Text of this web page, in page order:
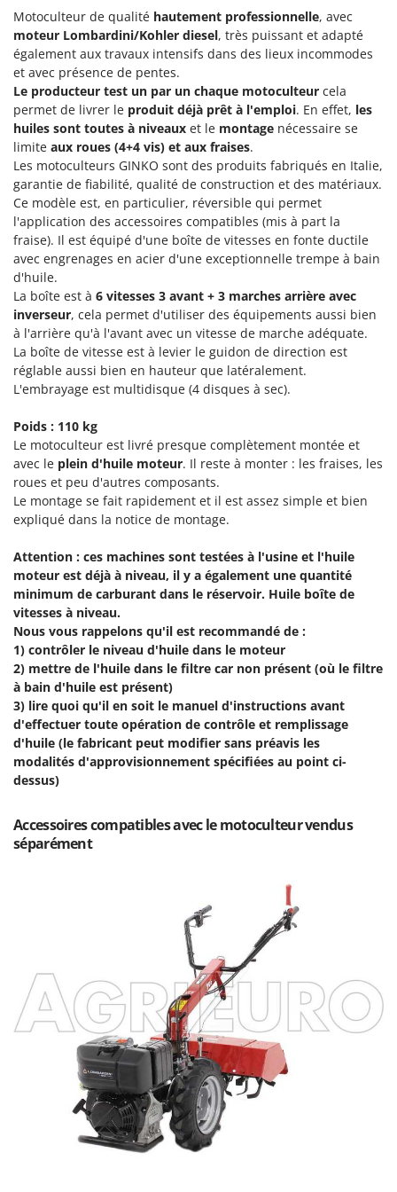
Groupes électrogènes
Gyrobroyeurs à lame pour tracteur
H
Haches - Cognées et Hachettes
Hachoirs à viande
Herses à Dents
Herses Rotatives
L
Lames à neige
Lames niveleuses pour tracteur
Lave-vitres
Lieuses électriques pour vignes
M
Machines à pâtes
Machines sous vide
Motobineuses
Motoculteurs
Motofaucheuses
Moulins à céréales électriques
Moulins à farine
N
Nettoyeurs et Balais à vapeur
Nettoyeurs haute pression
Nettoyeurs tapis, moquettes et tapisseries
P
Peignes vibreurs et Secoueurs à olives
Pelles rétros pour tracteur
Pétrins à Spirale
Piscines
Planteuses de pommes de terre pour tracteur
Plateaux de coupe pour tracteur
Pompes d'irrigation à tracteur
Pompes de transfert
Pompes immergées électriques
Postes à souder
Poussoirs à saucisse
Presses à pellets
Pressoirs à fruits
E
EcoFlow
Edilmark
Effeuno
Einhell
Elegen
Energy Gruppi
Enotecnica Pillan
Eschenfelder
EuroMech
Eurosystems
F
FAC
Fama Industrie
Famag
FARMER
FBC
Ferrari Group
Ferroni
FIAC
FIEM
Fimar
FINI
Fiorentini
Fiskars
Flymo
Fontana Forni
Forest Master
G
GeoTech Pro
Gierre
Ginko - MGM
Gipeco
Girmi
GRAEF
Motoculteur de qualité hautement professionnelle, avec
moteur Lombardini/Kohler diesel, très puissant et adapté
également aux travaux intensifs dans des lieux incommodes
et avec présence de pentes.
Le producteur test un par un chaque motoculteur cela
permet de livrer le produit déjà prêt à l'emploi. En effet, les
huiles sont toutes à niveaux et le montage nécessaire se
limite aux roues (4+4 vis) et aux fraises.
Les motoculteurs GINKO sont des produits fabriqués en Italie,
garantie de fiabilité, qualité de construction et des matériaux.
Ce modèle est, en particulier, réversible qui permet
l'application des accessoires compatibles (mis à part la
fraise). Il est équipé d'une boîte de vitesses en fonte ductile
avec engrenages en acier d'une exceptionnelle trempe à bain
d'huile.
La boîte est à 6 vitesses 3 avant + 3 marches arrière avec
inverseur, cela permet d'utiliser des équipements aussi bien
à l'arrière qu'à l'avant avec un vitesse de marche adéquate.
La boîte de vitesse est à levier le guidon de direction est
réglable aussi bien en hauteur que latéralement.
L'embrayage est multidisque (4 disques à sec).
Poids : 110 kg
Le motoculteur est livré presque complètement montée et
avec le plein d'huile moteur. Il reste à monter : les fraises, les
roues et peu d'autres composants.
Le montage se fait rapidement et il est assez simple et bien
expliqué dans la notice de montage.
Attention : ces machines sont testées à l'usine et l'huile
moteur est déjà à niveau, il y a également une quantité
minimum de carburant dans le réservoir. Huile boîte de
vitesses à niveau.
Nous vous rappelons qu'il est recommandé de :
1) contrôler le niveau d'huile dans le moteur
2) mettre de l'huile dans le filtre car non présent (où le filtre
à bain d'huile est présent)
3) lire quoi qu'il en soit le manuel d'instructions avant
d'effectuer toute opération de contrôle et remplissage
d'huile (le fabricant peut modifier sans préavis les
modalités d'approvisionnement spécifiées au point ci-
dessus)
Accessoires compatibles avec le motoculteur vendus
séparément